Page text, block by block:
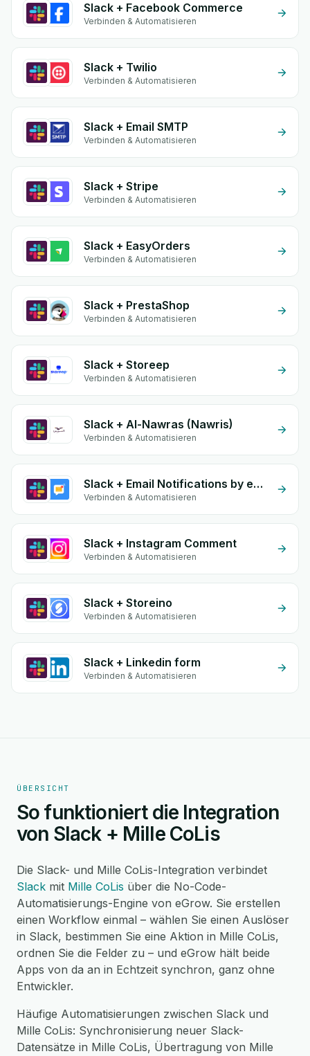
Slack + Facebook Commerce
Verbinden & Automatisieren
Slack + Twilio
Verbinden & Automatisieren
Slack + Email SMTP
Verbinden & Automatisieren
Slack + Stripe
Verbinden & Automatisieren
Slack + EasyOrders
Verbinden & Automatisieren
Slack + PrestaShop
Verbinden & Automatisieren
Slack + Storeep
Verbinden & Automatisieren
Slack + Al-Nawras (Nawris)
Verbinden & Automatisieren
Slack + Email Notifications by eGrow
Verbinden & Automatisieren
Slack + Instagram Comment
Verbinden & Automatisieren
Slack + Storeino
Verbinden & Automatisieren
Slack + Linkedin form
Verbinden & Automatisieren
ÜBERSICHT
So funktioniert die Integration
von Slack + Mille CoLis
Die Slack- und Mille CoLis-Integration verbindet
Slack mit Mille CoLis über die No-Code-
Automatisierungs-Engine von eGrow. Sie erstellen
einen Workflow einmal – wählen Sie einen Auslöser
in Slack, bestimmen Sie eine Aktion in Mille CoLis,
ordnen Sie die Felder zu – und eGrow hält beide
Apps von da an in Echtzeit synchron, ganz ohne
Entwickler.
Häufige Automatisierungen zwischen Slack und
Mille CoLis: Synchronisierung neuer Slack-
Datensätze in Mille CoLis, Übertragung von Mille